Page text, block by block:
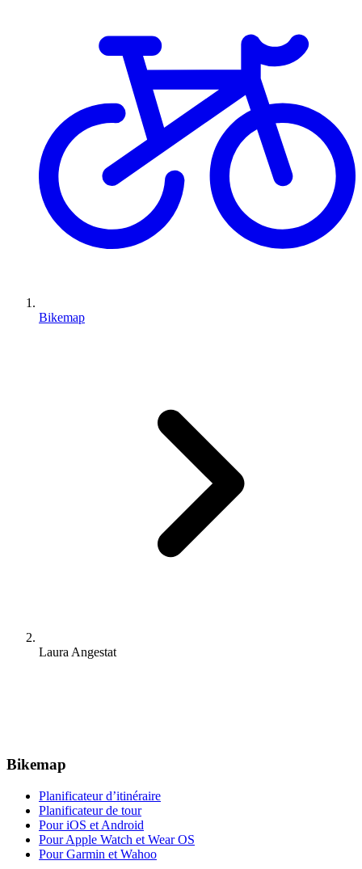
Bikemap
Laura Angestat
Bikemap
Planificateur d’itinéraire
Planificateur de tour
Pour iOS et Android
Pour Apple Watch et Wear OS
Pour Garmin et Wahoo